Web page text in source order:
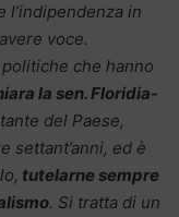
l’indipendenza in
voce.
che hanno
la sen. Floridia-
del Paese,
settant’anni, ed è
tutelarne sempre
. Si tratta di un